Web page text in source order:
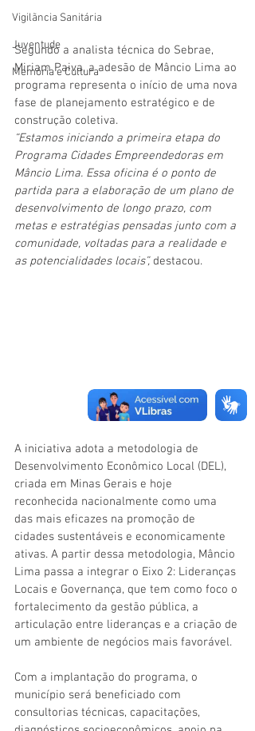
Vigilãncia Sanitária
Juventude
Memória e Cultura
Segundo a analista técnica do Sebrae,
Miriam Paiva, a adesão de Mâncio Lima ao
programa representa o início de uma nova
fase de planejamento estratégico e de
construção coletiva.
“Estamos iniciando a primeira etapa do
Programa Cidades Empreendedoras em
Mâncio Lima. Essa oficina é o ponto de
partida para a elaboração de um plano de
desenvolvimento de longo prazo, com
metas e estratégias pensadas junto com a
comunidade, voltadas para a realidade e
as potencialidades locais”, destacou.
A iniciativa adota a metodologia de
Desenvolvimento Econômico Local (DEL),
criada em Minas Gerais e hoje
reconhecida nacionalmente como uma
das mais eficazes na promoção de
cidades sustentáveis e economicamente
ativas. A partir dessa metodologia, Mâncio
Lima passa a integrar o Eixo 2: Lideranças
Locais e Governança, que tem como foco o
fortalecimento da gestão pública, a
articulação entre lideranças e a criação de
um ambiente de negócios mais favorável.
Com a implantação do programa, o
município será beneficiado com
consultorias técnicas, capacitações,